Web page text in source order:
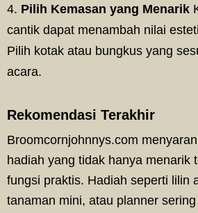
Pilih Kemasan yang Menarik
cantik dapat menambah nilai
Pilih kotak atau bungkus yang
acara.
Rekomendasi Terakhir
Broomcornjohnnys.com
hadiah yang tidak hanya menarik
fungsi praktis. Hadiah seperti lilin
tanaman mini, atau planner